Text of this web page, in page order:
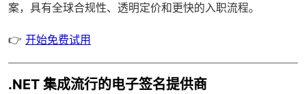
案，具有全球合规性、透明定价和更快的入职流程。
👉 开始免费试用
.NET 集成流行的电子签名提供商